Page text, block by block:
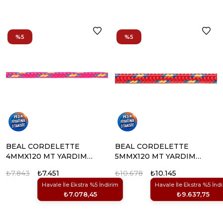
BEAL CORDELETTE
4MMX120 MT YARDIMCI
₺7.451
Havale İle Ekstra %5 İndirim
₺7.078,45
₺7.843
%5
BEAL CORDELETTE
5MMX120 MT YARDIMCI
₺10.145
Havale İle Ekstra %5
₺9.637,75
₺10.678
%5